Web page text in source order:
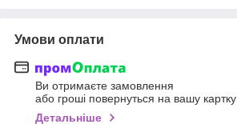
Умови оплати
Ви отримаєте замовлення
або гроші повернуться на вашу картку
Детальніше